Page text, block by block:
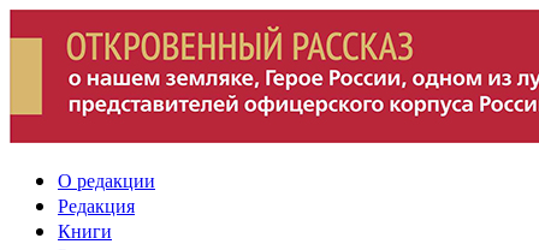
О редакции
Редакция
Книги